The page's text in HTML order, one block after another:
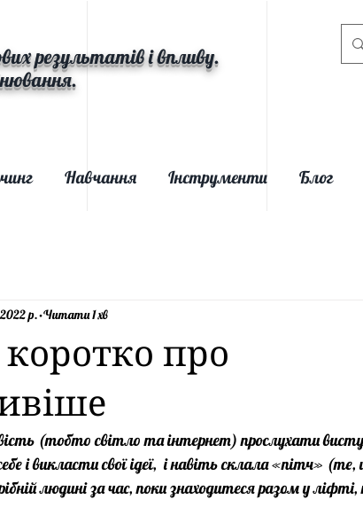
результатів і впливу.
Навчання Інструменти Блог
про
р. Читати 1 хв
(тобто світло та інтернет) прослухати
і викласти свої ідеї,  і навіть склала «пітч»
людині за час, поки знаходитеся разом у